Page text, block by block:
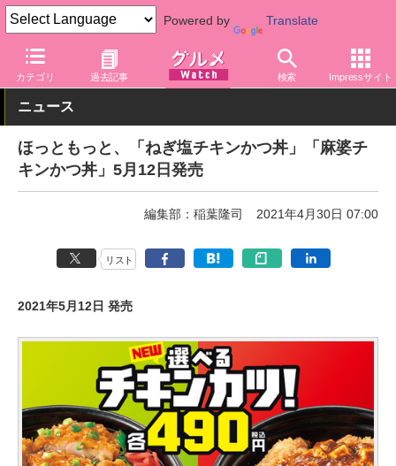
Powered by Translate
カテゴリ 過去記事 検索 Impressサイト
グルメ Watch 店舗 ほっともっと
ニュース
ほっともっと、「ねぎ塩チキンかつ丼」「麻婆チ
キンかつ丼」5月12日発売
編集部：稲葉隆司 2021年4月30日 07:00
リスト
2021年5月12日 発売